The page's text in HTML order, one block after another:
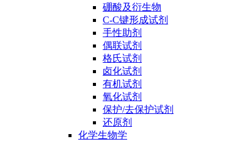
硼酸及衍生物
C-C键形成试剂
手性助剂
偶联试剂
格氏试剂
卤化试剂
有机试剂
氧化试剂
保护/去保护试剂
还原剂
化学生物学